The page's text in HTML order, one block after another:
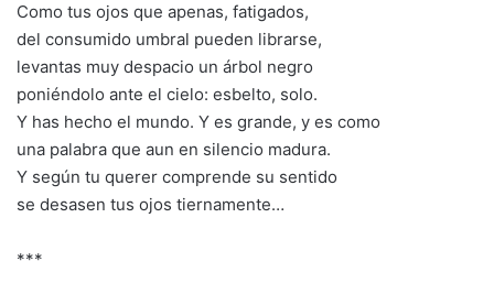
Como tus ojos que apenas, fatigados,
del consumido umbral pueden librarse,
levantas muy despacio un árbol negro
poniéndolo ante el cielo: esbelto, solo.
Y has hecho el mundo. Y es grande, y es como
una palabra que aun en silencio madura.
Y según tu querer comprende su sentido
se desasen tus ojos tiernamente…
***